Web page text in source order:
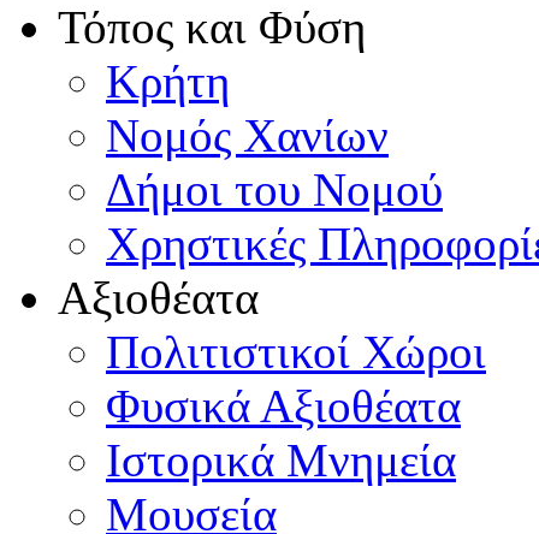
Τόπος και Φύση
Κρήτη
Νομός Χανίων
Δήμοι του Νομού
Χρηστικές
Αξιοθέατα
Πολιτιστικοί Χώροι
Φυσικά Αξιοθέατα
Ιστορικά Μνημεία
Μουσεία